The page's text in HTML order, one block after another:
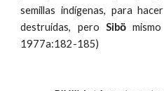
semillas indígenas, para
destruidas, peroSibö̀
1977a:182-185)